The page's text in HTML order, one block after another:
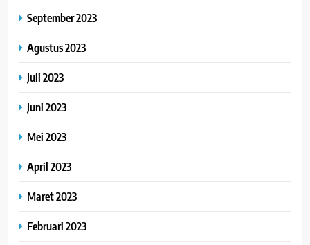
September 2023
Agustus 2023
Juli 2023
Juni 2023
Mei 2023
April 2023
Maret 2023
Februari 2023